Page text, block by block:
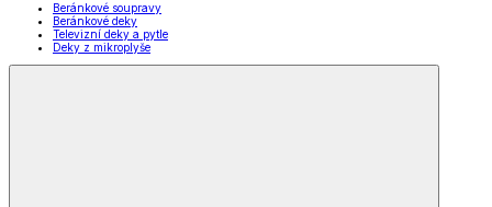
Beránkové soupravy
Beránkové deky
Televizní deky a pytle
Deky z mikroplyše